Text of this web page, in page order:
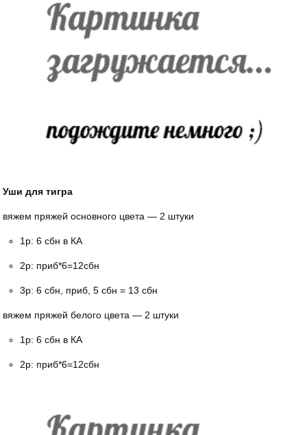
Уши для тигра
вяжем пряжей основного цвета — 2 штуки
1р: 6 сбн в КА
2р: приб*6=12сбн
3р: 6 сбн, приб, 5 сбн = 13 сбн
вяжем пряжей белого цвета — 2 штуки
1р: 6 сбн в КА
2р: приб*6=12сбн